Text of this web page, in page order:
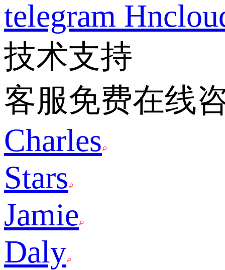
telegram
技术支持
客服免费在线
Charles
Stars
Jamie
Daly